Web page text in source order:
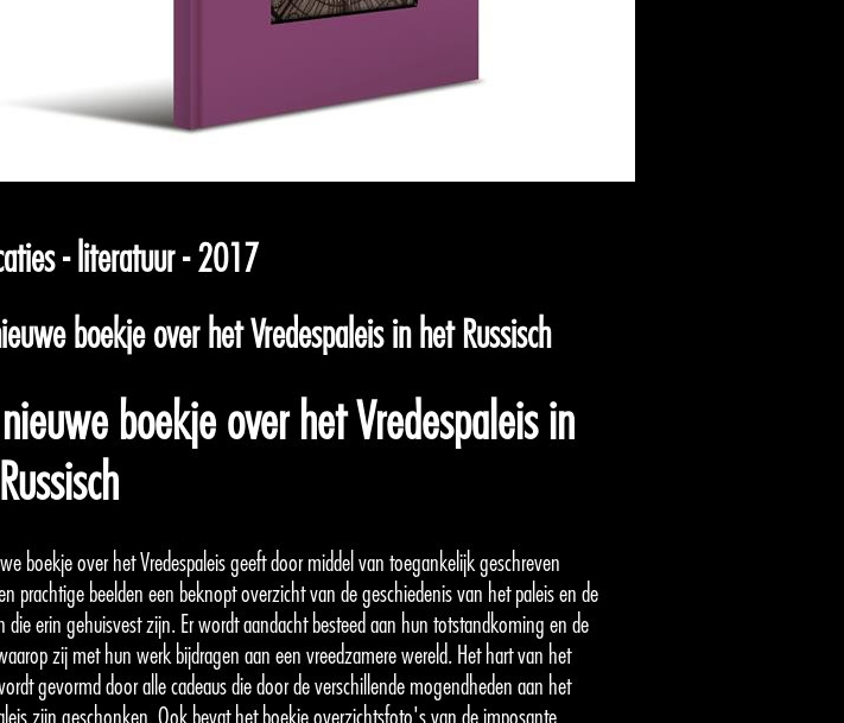
- literatuur - 2017
boekje over het Vredespaleis in het Russisch
boekje over het Vredespaleis in
boekje over het Vredespaleis geeft door middel van toegankelijk geschreven
prachtige beelden een beknopt overzicht van de geschiedenis van het paleis en de
die erin gehuisvest zijn. Er wordt aandacht besteed aan hun totstandkoming en de
zij met hun werk bijdragen aan een vreedzamere wereld. Het hart van het
gevormd door alle cadeaus die door de verschillende mogendheden aan het
zijn geschonken. Ook bevat het boekje overzichtsfoto's van de imposante